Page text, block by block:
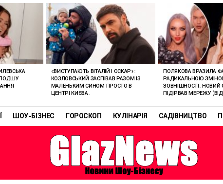
ШОУ-БІЗНЕС ГОРОСКОП КУЛІНАРІЯ САДІВНИЦТВО
«ВИСТУПАЮТЬ ВІТАЛІЙ І ОСКАР»:
КОЗЛОВСЬКИЙ ЗАСПІВАВ РАЗОМ ІЗ
МАЛЕНЬКИМ СИНОМ ПРОСТО В
ЦЕНТРІ КИЄВА.
ПОЛЯКОВА ВРАЗИЛА
РАДИКАЛЬНОЮ
ЗОВНІШНОСТІ: НОВИЙ
ПІДІРВАВ МЕРЕЖУ